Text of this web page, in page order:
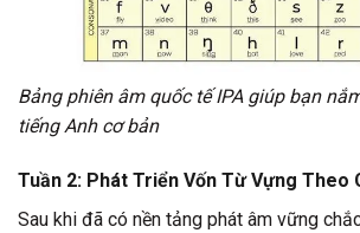
Bảng phiên âm quốc tế IPA giúp bạn
tiếng Anh cơ bản
Tuần 2: Phát Triển Vốn Từ Vựng Theo
Sau khi đã có nền tảng phát âm vững